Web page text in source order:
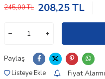
245,00TL 208,25TL
Paylaş
Listeye Ekle Fiyat Alarmı